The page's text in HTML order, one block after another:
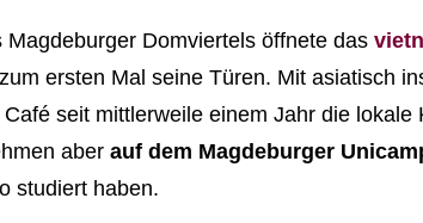
Magdeburger Domviertels öffnete das
ersten Mal seine Türen. Mit asiatisch
seit mittlerweile einem Jahr die lokale
aber auf dem Magdeburger
studiert haben.